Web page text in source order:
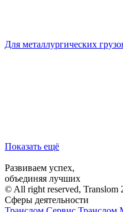
Для металлургических
Показать ещё
Развиваем успех,
объединяя лучших
© All right reserved, Translom
Сферы деятельности